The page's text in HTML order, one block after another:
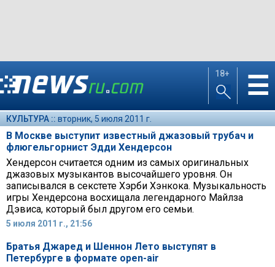
18+ ☰
КУЛЬТУРА :: вторник, 5 июля 2011 г.
В Москве выступит известный джазовый трубач и
флюгельгорнист Эдди Хендерсон
Хендерсон считается одним из самых оригинальных
джазовых музыкантов высочайшего уровня. Он
записывался в секстете Хэрби Хэнкока. Музыкальность
игры Хендерсона восхищала легендарного Майлза
Дэвиса, который был другом его семьи.
5 июля 2011 г., 21:56
Братья Джаред и Шеннон Лето выступят в
Петербурге в формате open-air